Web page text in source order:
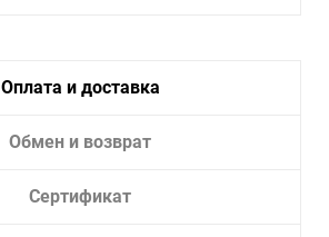
Оплата и доставка
Обмен и возврат
Сертификат